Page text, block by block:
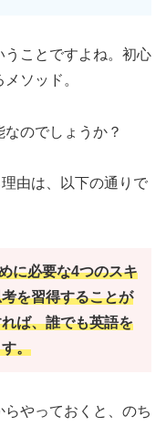
うことですよね。初心
ソッド。
のでしょうか？
由は、以下の通りで
に必要な4つのスキ
を習得することが
ば、誰でも英語を
。
やっておくと、のち